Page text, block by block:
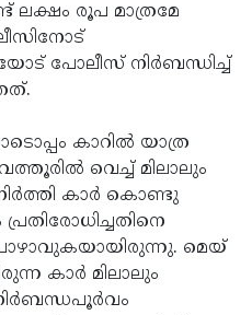
രൂപ മാത്രമേ
പോലീസ് നിര്‍ബന്ധിച്ച്
കാറില്‍ യാത്ര
വെച്ച് മിലാലും
കാര്‍ കൊണ്ടു
പാഴാവുകയായിരുന്നു. മെയ്
കാര്‍ മിലാലും